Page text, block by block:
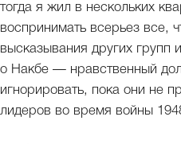
тогда я жил в нескольких
воспринимать всерьез все,
высказывания других групп
о Накбе — нравственный
игнорировать, пока они не
лидеров во время войны